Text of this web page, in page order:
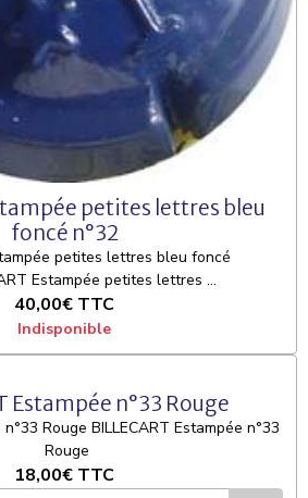
petites lettres bleu
foncé n°32
petites lettres bleu foncé
Estampée petites lettres ...
40,00€ TTC
Indisponible
BILLECART Estampée n°33 Rouge
Rouge BILLECART Estampée n°33
Rouge
18,00€ TTC